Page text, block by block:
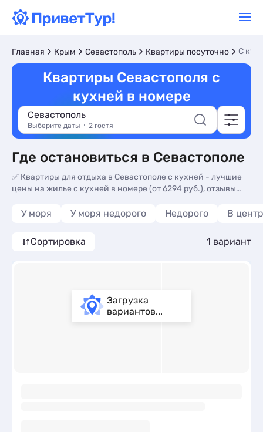
Главная Крым Севастополь Квартиры посуточно C
Квартиры Севастополя с
кухней в номере
Севастополь
Выберите даты 2 гостя
Где остановиться в Севастополе
✅ Квартиры для отдыха в Севастополе с кухней - лучшие
цены на жилье с кухней в номере (от 6294 руб.), отзывы
У моря У моря недорого Недорого В
Сортировка 1 вариант
Загрузка
вариантов...